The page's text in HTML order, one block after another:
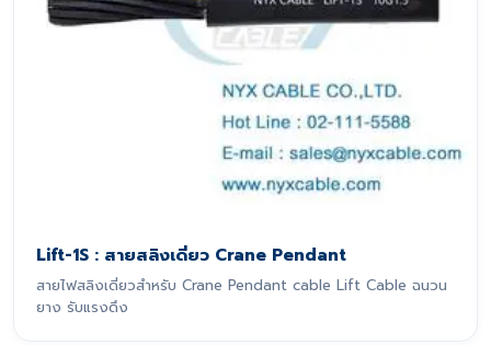
Lift-1S : สายสลิงเดี่ยว Crane Pendant
สายไฟสลิงเดี่ยวสำหรับ Crane Pendant cable Lift Cable ฉนวน
ยาง รับแรงดึง